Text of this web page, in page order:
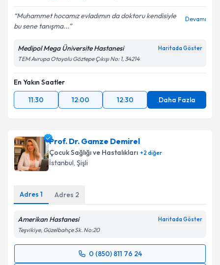
Muhammet hocamız evladımın da doktoru kendisiyle
bu sene tanışma...
Devamı
Medipol Mega Üniversite Hastanesi Haritada Göster
TEM Avrupa Otoyolu Göztepe Çıkışı No: 1, 34214
En Yakın Saatler
11:30
12:00 12:30 Daha Fazla
Prof. Dr. Gamze Demirel
Çocuk Sağlığı ve Hastalıkları +2 diğer
İstanbul, Şişli
Adres 1 Adres 2
Amerikan Hastanesi Haritada Göster
Teşvikiye, Güzelbahçe Sk. No:20
0 (850) 811 76 24
Randevu Takvimi Talebi